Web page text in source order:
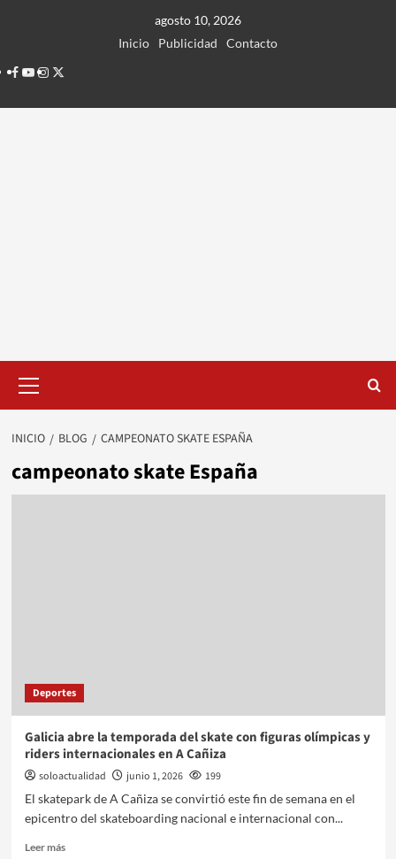
agosto 10, 2026
Inicio
Publicidad
Contacto
Facebook
Youtube
Instagram
Twitter
principal
INICIO BLOG CAMPEONATO SKATE ESPAÑA
campeonato skate España
Deportes
Galicia abre la temporada del skate con figuras olímpicas y
riders internacionales en A Cañiza
soloactualidad junio 1, 2026
199
El skatepark de A Cañiza se convirtió este fin de semana en el
epicentro del skateboarding nacional e internacional con...
Leer más